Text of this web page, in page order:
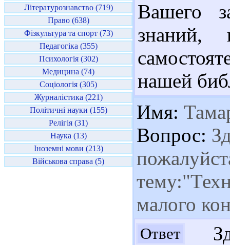
Літературознавство (719)
Право (638)
Фізкультура та спорт (73)
Педагогіка (355)
Психологія (302)
Медицина (74)
Соціологія (305)
Журналістика (221)
Політичні науки (155)
Релігія (31)
Наука (13)
Іноземні мови (213)
Військова справа (5)
Вашего
знаний,
нашей
Имя:
Вопрос:
малого
Ответ